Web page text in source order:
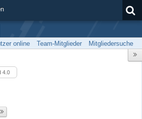
online Team-Mitglieder Mitgliedersuche
4.0